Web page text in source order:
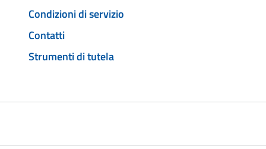
Condizioni di servizio
Contatti
Strumenti di tutela